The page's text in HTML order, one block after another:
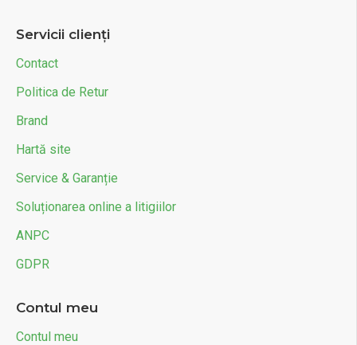
Servicii clienți
Contact
Politica de Retur
Brand
Hartă site
Service & Garanție
Soluționarea online a litigiilor
ANPC
GDPR
Contul meu
Contul meu